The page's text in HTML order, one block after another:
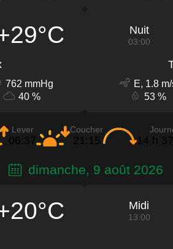
762 mmHg
40 %
Nuit
03:00
E, 1.8
53 %
Lever
06:37
Coucher
21:15 14 h
dimanche, 9 août 2026
Midi
13:00